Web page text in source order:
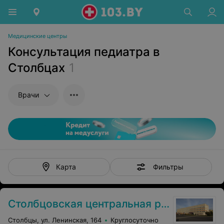
Медицинские центры
Консультация педиатра в
Столбцах 1
Врачи
Карта Фильтры
Столбцовская центральная районная больница
Столбцы, ул. Ленинская, 164 Круглосуточно